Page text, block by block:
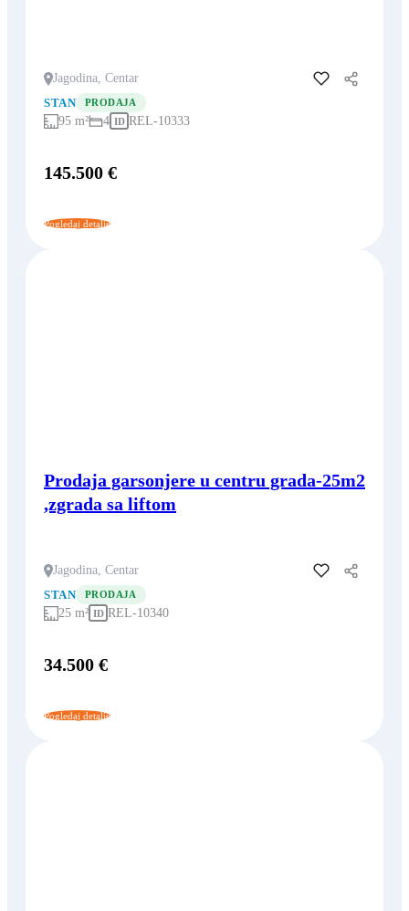
Jagodina, Centar
Dodaj u favorite
STAN
PRODAJA
95 m² 4 ID REL-10333
145.500 €
Pogledaj detalje
Prodaja garsonjere u centru grada-25m2
,zgrada sa liftom
Jagodina, Centar
Dodaj u favorite
STAN
PRODAJA
25 m² ID REL-10340
34.500 €
Pogledaj detalje